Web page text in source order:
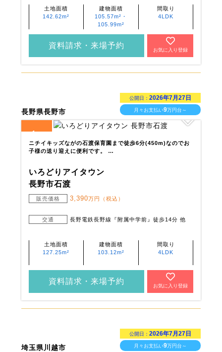
土地面積
142.62m²
建物面積
105.57m²・
105.99m²
間取り
4LDK
資料請求・来場予約
お気に入り登録
長野県長野市
公開日：2026年7月27日
月々お支払い9万円台～
1
ニチイキッズながの石渡保育園まで徒歩6分(450m)なのでお
子様の送り迎えに便利です。 …
いろどりアイタウン
長野市石渡
販売価格 3,390万円（税込）
交通 長野電鉄長野線『附属中学前』徒歩14分 他
土地面積
127.25m²
建物面積
103.12m²
間取り
4LDK
資料請求・来場予約
お気に入り登録
埼玉県川越市
公開日：2026年7月27日
月々お支払い9万円台～